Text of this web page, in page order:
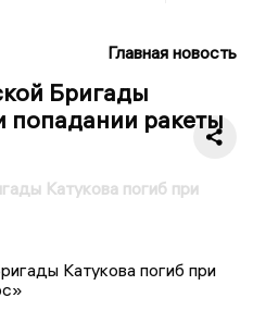
Главная новость
Бригады
попадании ракеты
Катукова погиб при